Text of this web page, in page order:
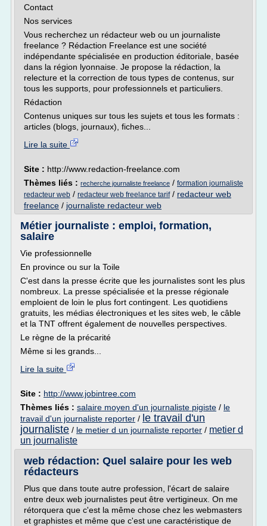
Contact
Nos services
Vous recherchez un rédacteur web ou un journaliste
freelance ? Rédaction Freelance est une société
indépendante spécialisée en production éditoriale, basée
dans la région lyonnaise. Je propose la rédaction, la
relecture et la correction de tous types de contenus, sur
tous les supports, pour professionnels et particuliers.
Rédaction
Contenus uniques sur tous les sujets et tous les formats :
articles (blogs, journaux), fiches...
Lire la suite
Site : http://www.redaction-freelance.com
Thèmes liés : recherche journaliste freelance / formation journaliste
redacteur web / redacteur web freelance tarif/ redacteur web
freelance / journaliste redacteur web
Métier journaliste : emploi, formation,
salaire
Vie professionnelle
En province ou sur la Toile
C'est dans la presse écrite que les journalistes sont les plus
nombreux. La presse spécialisée et la presse régionale
emploient de loin le plus fort contingent. Les quotidiens
gratuits, les médias électroniques et les sites web, le câble
et la TNT offrent également de nouvelles perspectives.
Le règne de la précarité
Même si les grands...
Lire la suite
Site : http://www.jobintree.com
Thèmes liés : salaire moyen d'un journaliste pigiste / le
travail d'un journaliste reporter / le travail d'un
journaliste / le metier d un journaliste reporter / metier d
un journaliste
web rédaction: Quel salaire pour les web
rédacteurs
Plus que dans toute autre profession, l'écart de salaire
entre deux web journalistes peut être vertigineux. On me
rétorquera que c'est la même chose chez les webmasters
et graphistes et même que c'est une caractéristique de